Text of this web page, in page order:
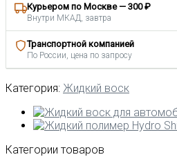
5
кг.
3
в
очищает,
полирует
защищает
ЛКП
4х
Курьером по Москве — 300 ₽
Внутри МКАД, завтра
Транспортной компанией
По России, цена по запросу
Категория: Жидкий воск
Категории товаров